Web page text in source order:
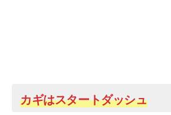
カギはスタートダッシュ